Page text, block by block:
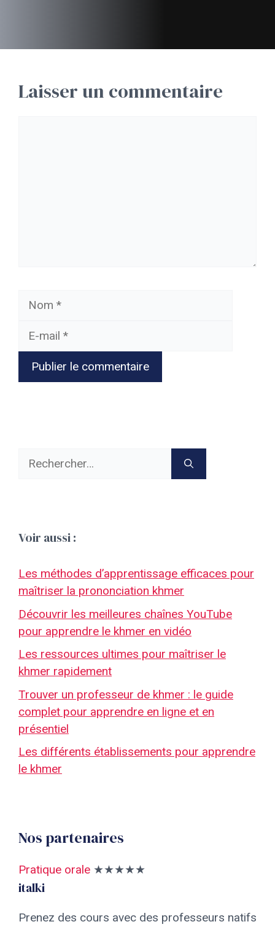
Laisser un commentaire
Nom
Rechercher :
Voir aussi :
Les méthodes d’apprentissage efficaces pour
maîtriser la prononciation khmer
Découvrir les meilleures chaînes YouTube
pour apprendre le khmer en vidéo
Les ressources ultimes pour maîtriser le
khmer rapidement
Trouver un professeur de khmer : le guide
complet pour apprendre en ligne et en
présentiel
Les différents établissements pour apprendre
le khmer
Nos partenaires
Pratique orale ★★★★★
italki
Prenez des cours avec des professeurs natifs